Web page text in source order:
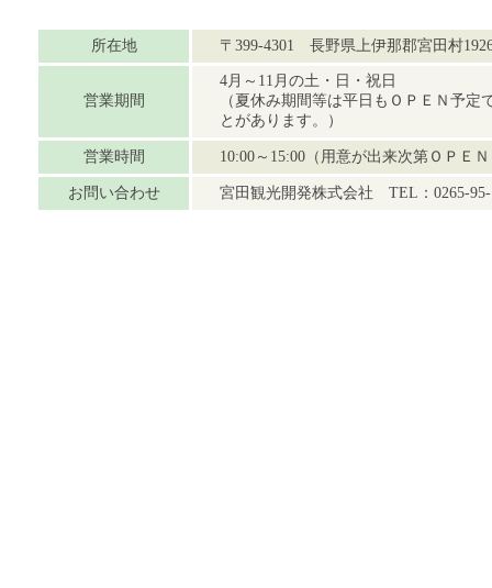
所在地 〒399-4301 長野県上伊那郡宮田村
営業期間
4月～11月の土・日・祝日
（夏休み期間等は平日もＯＰＥＮ予
とがあります。）
営業時間 10:00～15:00（用意が出来次第ＯＰＥ
お問い合わせ 宮田観光開発株式会社 TEL：0265-95-